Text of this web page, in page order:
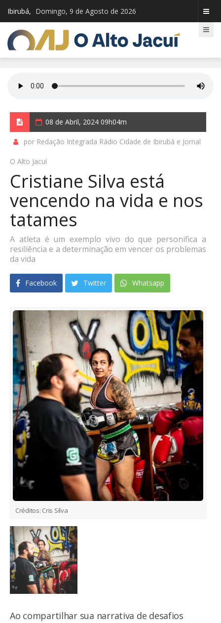
Ibirubá, Domingo, 9 de Agosto de 2026
08 de Abril, 2024 09h04m
por Redação Integrada Rádio Cidade de Ibirubá e Jornal
O Alto Jacuí
Cristiane Silva está
vencendo na vida e nos
tatames
A atleta é um exemplo vivo do que personifica a
resiliência e a determinação em vencer os problemas
da vida
Facebook Twitter Whatsapp
Créditos: Cris Silva
Ao compartilhar sua narrativa de desafios